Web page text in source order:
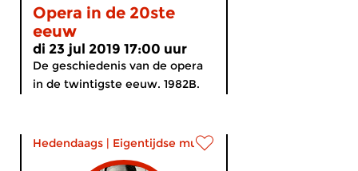
Opera in de 20ste
eeuw
di 23 jul 2019 17:00 uur
De geschiedenis van de opera
in de twintigste eeuw. 1982B.
Hedendaags | Eigentijdse muziek